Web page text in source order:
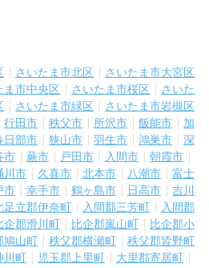
さいたま市北区
さいたま市大宮区
ま市中央区 さいたま市桜区
さいた
さいたま市緑区
さいたま市岩槻区
行田市 秩父市 所沢市 飯能市
加
日部市 狭山市 羽生市 鴻巣市
深
市 蕨市 戸田市 入間市
朝霞市
川市 久喜市 北本市 八潮市
富士
市 幸手市 鶴ヶ島市 日高市
吉川
足立郡伊奈町 入間郡三芳町
入間郡
企郡滑川町 比企郡嵐山町
比企郡小
鳩山町 秩父郡横瀬町
秩父郡皆野町
川町 児玉郡上里町
大里郡寄居町